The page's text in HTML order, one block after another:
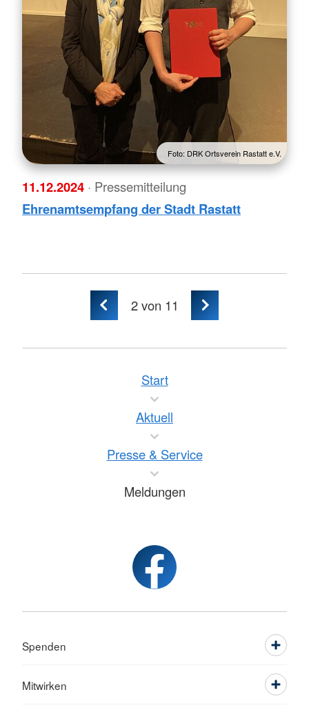
Foto: DRK Ortsverein Rastatt e.V.
11.12.2024 · Pressemitteilung
Ehrenamtsempfang der Stadt Rastatt
2von 11
Start
Aktuell
Presse & Service
Meldungen
Spenden
Mitwirken